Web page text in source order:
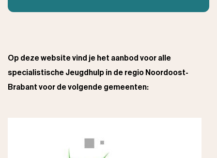
Op deze website vind je het aanbod voor alle
specialistische Jeugdhulp in de regio Noordoost-
Brabant voor de volgende gemeenten: